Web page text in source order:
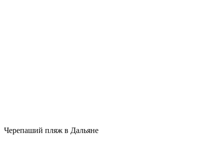
Черепаший пляж в Дальяне